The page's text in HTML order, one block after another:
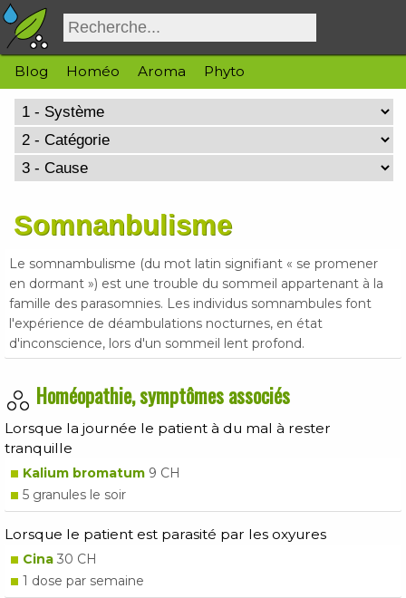
Blog Homéo Aroma Phyto
Somnanbulisme
Le somnambulisme (du mot latin signifiant « se promener
en dormant ») est une trouble du sommeil appartenant à la
famille des parasomnies. Les individus somnambules font
l'expérience de déambulations nocturnes, en état
d'inconscience, lors d'un sommeil lent profond.
Homéopathie, symptômes associés
Lorsque la journée le patient à du mal à rester
tranquille
Kalium bromatum 9 CH
5 granules le soir
Lorsque le patient est parasité par les oxyures
Cina 30 CH
1 dose par semaine